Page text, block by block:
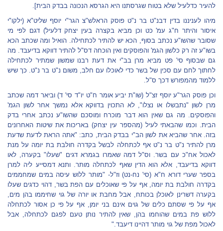
להעיר כדלעיל שלא בטוח שגרסתנו היא הגרסא הנכונה בבדק הבית].
מיהו לעניננו בדין דבנ"ט בר נ"ט פוסק הראלש"צ הגר"י יוסף שליט"א (ילקו"י
איסור והיתר ח"ג עמ' כט וכן מביא בקצרה בעין יצחק דלעיל) דגם לפי מי
שסובר שהשו"ע נכתב בסוף, הכא יש להתיר לכתחילה. הואיל ומה שכתב הכא
בשו"ע זה רק כלשון הגמ' והפוסקים ואין הוכחה דס"ל להתיר דווקא בדיעבד. מה
גם שבסוף סי' פט מביא מרן בב"י את דעת רבנו שמשון שמתיר לכתחילה
לחתוך לחם עם סכין של בשר כדי לאוכלו עם חלב, משום נ"ט בר נ"ט. כך שיש
ללמוד מהמפורש דכך ס"ל.
וכן פוסק הגר"ע יוסף זצ"ל (שו"ת יביע אומר ח"ט יו"ד סי' ד) וביאר דמה שכתב
מרן לשון "נתבשלו או נצלו", לא התכוין בדווקא אלא נמשך אחר לשון הגמ'
והפוסקים. מה גם שאין הוא דבר מוכרח ומוסכם שהשו"ע נכתב אחרי בדק
הבית. וכמו שהבאתי לעיל (מהספר עין יצחק) באריכות את שיטות האחרונים
בזה. אחר שהביא את לשון הב"י בבדק הבית, כתב: "אתה הראת לדעת שדעת
מרן להתיר נ"ט בר נ"ט אף לכתחלה לבשל בקדרה חולבת בת יומה על מנת
לאכול אח"כ עם בשר. וס"ל דמה שאמרו בגמרא דגים "שעלו" בקערה, לאו
דווקא בדיעבד, אלא הוא הדין שאף לכתחלה מותר. ותנא דמסייע ליה למרן
בספר שערי דורא ח"א (סי' נח-נט) וז"ל- "מותר ללוש עיסה במים שמחממים
בקדרה חולבת בת יומה, אף על פי שאוכלים עם הפת בשר, דהוי כדגים שעלו
בקערה דשרינן לאוכלן בכותח, אבל מחבת או יורה של גוי שחיממו בהן מים,
אף על פי שסתם כלים של גוים אינם בני יומן, אף על פי כן אסור לכתחלה
ללוש פת במים שהוחמו בהן, שאין להתיר נותן טעם לפגם לכתחלה, אבל
לאכול מפת של גוי מותר דהיינו דיעבד."